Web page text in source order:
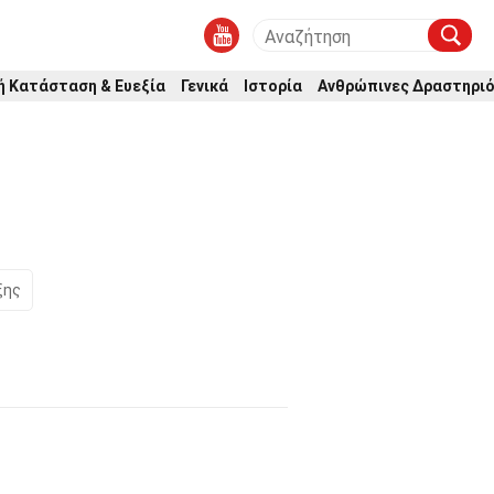
Κατάσταση & Ευεξία Γενικά Ιστορία Ανθρώπινες